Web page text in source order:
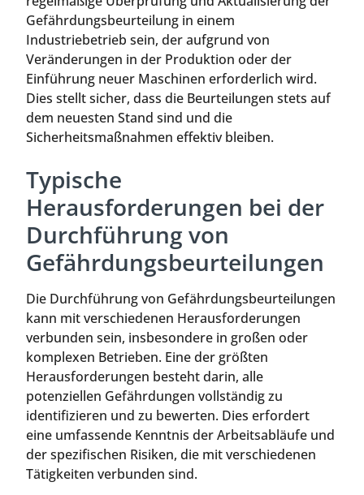
Gefährdungsbeurteilung in einem
Industriebetrieb sein, der aufgrund von
Veränderungen in der Produktion oder der
Einführung neuer Maschinen erforderlich wird.
Dies stellt sicher, dass die Beurteilungen stets auf
dem neuesten Stand sind und die
Sicherheitsmaßnahmen effektiv bleiben.
Typische
Herausforderungen bei der
Durchführung von
Gefährdungsbeurteilungen
Die Durchführung von Gefährdungsbeurteilungen
kann mit verschiedenen Herausforderungen
verbunden sein, insbesondere in großen oder
komplexen Betrieben. Eine der größten
Herausforderungen besteht darin, alle
potenziellen Gefährdungen vollständig zu
identifizieren und zu bewerten. Dies erfordert
eine umfassende Kenntnis der Arbeitsabläufe und
der spezifischen Risiken, die mit verschiedenen
Tätigkeiten verbunden sind.